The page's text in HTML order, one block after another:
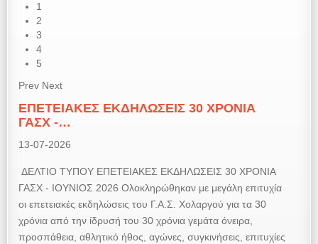
1
2
3
4
5
Prev Next
ΕΠΕΤΕΙΑΚΕΣ ΕΚΔΗΛΩΣΕΙΣ 30 ΧΡΟΝΙΑ
ΓΑΣΧ -…
13-07-2026
ΔΕΛΤΙΟ ΤΥΠΟΥ ΕΠΕΤΕΙΑΚΕΣ ΕΚΔΗΛΩΣΕΙΣ 30 ΧΡΟΝΙΑ
ΓΑΣΧ - ΙΟΥΝΙΟΣ 2026 Ολοκληρώθηκαν με μεγάλη επιτυχία
οι επετειακές εκδηλώσεις του Γ.Α.Σ. Χολαργού για τα 30
χρόνια από την ίδρυσή του 30 χρόνια γεμάτα όνειρα,
προσπάθεια, αθλητικό ήθος, αγώνες, συγκινήσεις, επιτυχίες